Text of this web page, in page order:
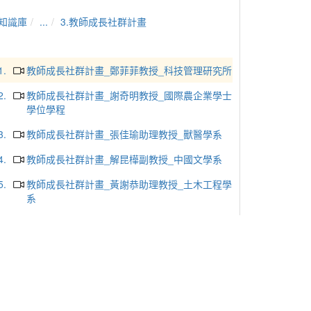
識庫 ... 3.教師成長社群計畫
教師成長社群計畫_鄭菲菲教授_科技管理研究所
教師成長社群計畫_謝奇明教授_國際農企業學士
學位學程
教師成長社群計畫_張佳瑜助理教授_獸醫學系
教師成長社群計畫_解昆樺副教授_中國文學系
教師成長社群計畫_黃謝恭助理教授_土木工程學
系